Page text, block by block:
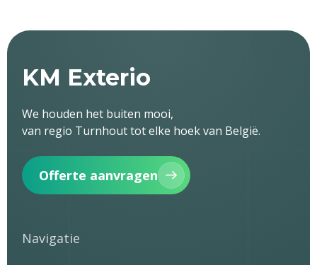
KM Exterio
We houden het buiten mooi,
van regio Turnhout tot elke hoek van België.
Offerte aanvragen
Navigatie